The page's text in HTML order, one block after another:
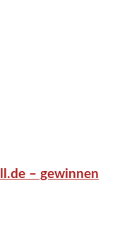
– gewinnen